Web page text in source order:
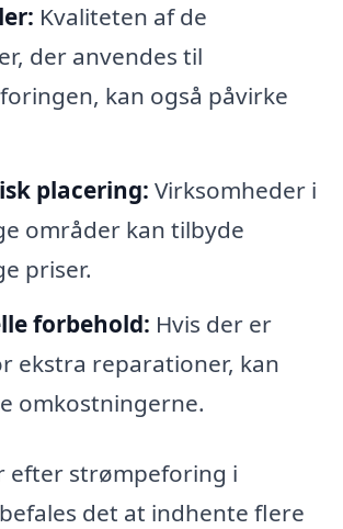
Kvaliteten af de
der anvendes til
kan også påvirke
placering: Virksomheder i
områder kan tilbyde
priser.
forbehold: Hvis der er
ekstra reparationer, kan
omkostningerne.
efter strømpeforing i
det at indhente flere